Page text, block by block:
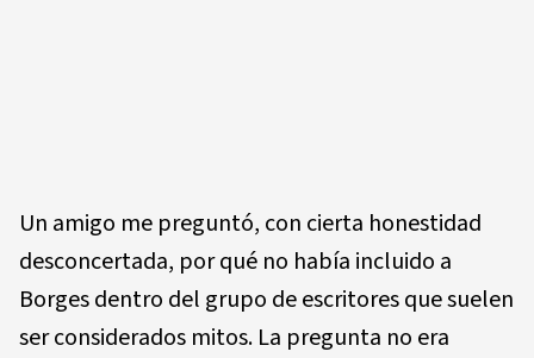
Un amigo me preguntó, con cierta honestidad
desconcertada, por qué no había incluido a
Borges dentro del grupo de escritores que suelen
ser considerados mitos. La pregunta no era